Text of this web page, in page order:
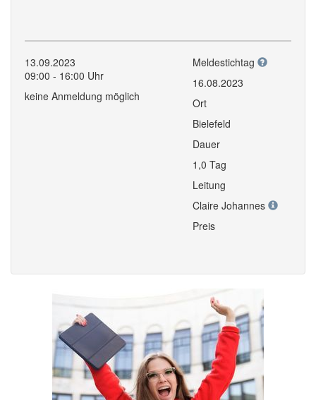
13.09.2023
09:00 - 16:00 Uhr
keine Anmeldung möglich
Meldestichtag
16.08.2023
Ort
Bielefeld
Dauer
1,0 Tag
Leitung
Claire Johannes
Preis